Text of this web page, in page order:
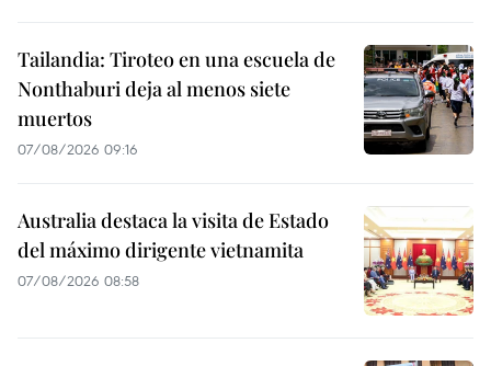
Tailandia: Tiroteo en una escuela de
Nonthaburi deja al menos siete
muertos
07/08/2026 09:16
Australia destaca la visita de Estado
del máximo dirigente vietnamita
07/08/2026 08:58